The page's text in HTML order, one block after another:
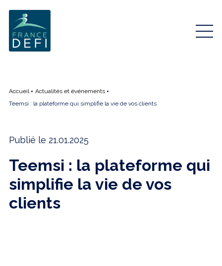
Accueil
Actualités et événements
Teemsi : la plateforme qui simplifie la vie de vos clients
Publié le 21.01.2025
Teemsi : la plateforme qui
simplifie la vie de vos
clients